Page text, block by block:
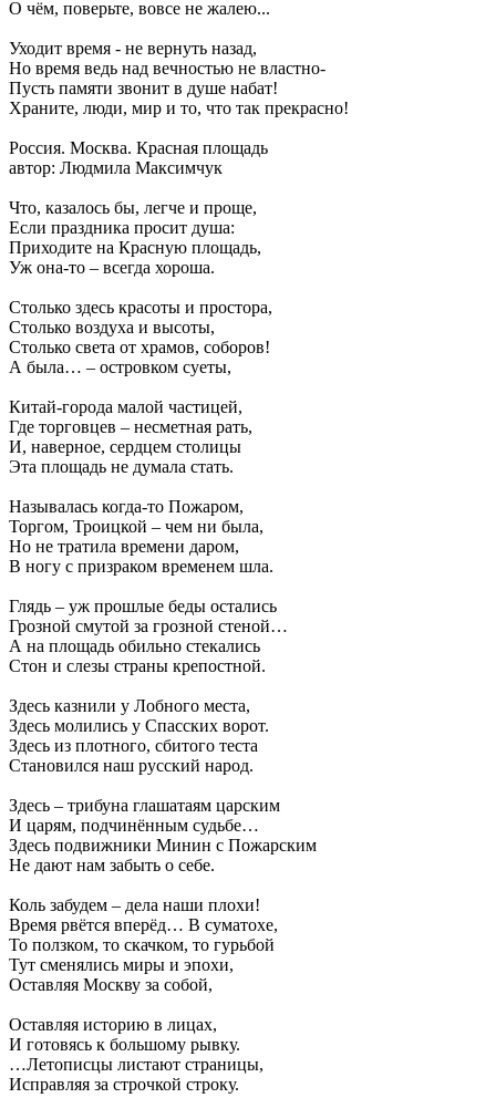
О чём, поверьте, вовсе не жалею...
Уходит время - не вернуть назад,
Но время ведь над вечностью не властно-
Пусть памяти звонит в душе набат!
Храните, люди, мир и то, что так прекрасно!
Россия. Москва. Красная площадь
автор: Людмила Максимчук
Что, казалось бы, легче и проще,
Если праздника просит душа:
Приходите на Красную площадь,
Уж она-то – всегда хороша.
Столько здесь красоты и простора,
Столько воздуха и высоты,
Столько света от храмов, соборов!
А была… – островком суеты,
Китай-города малой частицей,
Где торговцев – несметная рать,
И, наверное, сердцем столицы
Эта площадь не думала стать.
Называлась когда-то Пожаром,
Торгом, Троицкой – чем ни была,
Но не тратила времени даром,
В ногу с призраком временем шла.
Глядь – уж прошлые беды остались
Грозной смутой за грозной стеной…
А на площадь обильно стекались
Стон и слезы страны крепостной.
Здесь казнили у Лобного места,
Здесь молились у Спасских ворот.
Здесь из плотного, сбитого теста
Становился наш русский народ.
Здесь – трибуна глашатаям царским
И царям, подчинённым судьбе…
Здесь подвижники Минин с Пожарским
Не дают нам забыть о себе.
Коль забудем – дела наши плохи!
Время рвётся вперёд… В суматохе,
То ползком, то скачком, то гурьбой
Тут сменялись миры и эпохи,
Оставляя Москву за собой,
Оставляя историю в лицах,
И готовясь к большому рывку.
…Летописцы листают страницы,
Исправляя за строчкой строку.